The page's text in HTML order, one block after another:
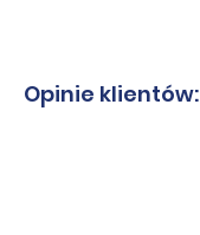
Opinie klientów: